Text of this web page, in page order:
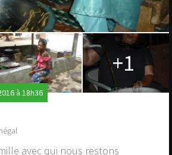
+1
à 18h36
avec qui nous restons